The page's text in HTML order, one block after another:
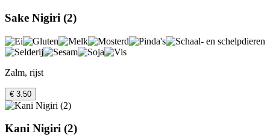
Sake Nigiri (2)
Zalm, rijst
€ 3.50
Kani Nigiri (2)